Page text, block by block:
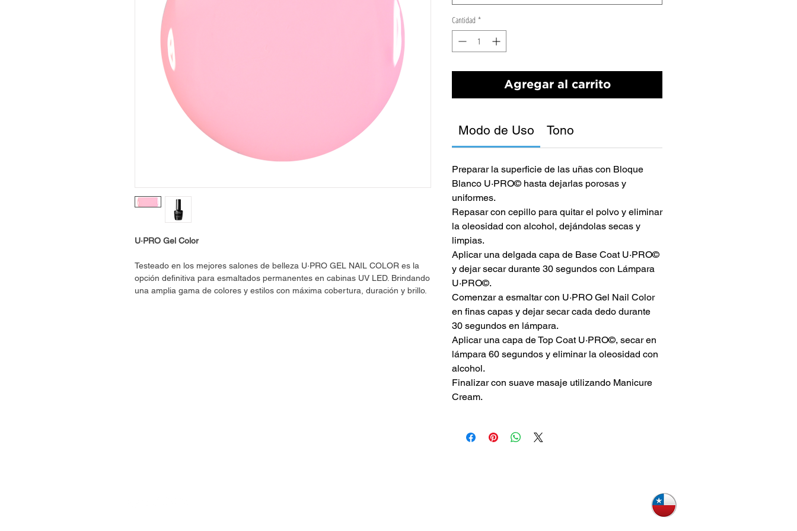
U·PRO Gel Color
Testeado en los mejores salones de belleza U·PRO GEL NAIL COLOR es la
opción definitiva para esmaltados permanentes en cabinas UV LED. Brindando
una amplia gama de colores y estilos con máxima cobertura, duración y brillo.
Cantidad *
Agregar al carrito
Modo de Uso Tono
Preparar la superficie de las uñas con Bloque
Blanco U·PRO© hasta dejarlas porosas y
uniformes.
Repasar con cepillo para quitar el polvo y eliminar
la oleosidad con alcohol, dejándolas secas y
limpias.
Aplicar una delgada capa de Base Coat U·PRO©
y dejar secar durante 30 segundos con Lámpara
U·PRO©.
Comenzar a esmaltar con U·PRO Gel Nail Color
en finas capas y dejar secar cada dedo durante
30 segundos en lámpara.
Aplicar una capa de Top Coat U·PRO©, secar en
lámpara 60 segundos y eliminar la oleosidad con
alcohol.
Finalizar con suave masaje utilizando Manicure
Cream.